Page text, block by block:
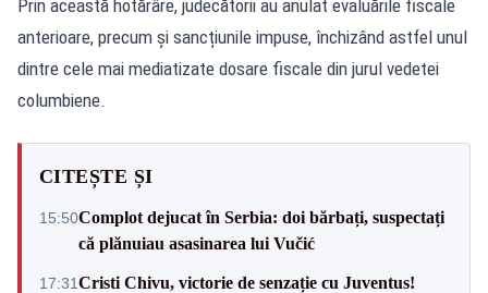
Prin această hotărâre, judecătorii au anulat evaluările fiscale
anterioare, precum și sancțiunile impuse, închizând astfel unul
dintre cele mai mediatizate dosare fiscale din jurul vedetei
columbiene.
CITEȘTE ȘI
15:50Complot dejucat în Serbia: doi bărbați, suspectați
că plănuiau asasinarea lui Vučić
17:31Cristi Chivu, victorie de senzație cu Juventus!